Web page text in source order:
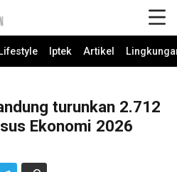
Lifestyle Iptek Artikel
turunkan 2.712
Ekonomi 2026